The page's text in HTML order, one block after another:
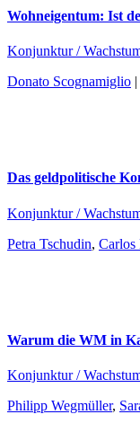
Wohneigentum: Ist
Konjunktur /
Donato Scognamiglio
Das geldpolitische
Konjunktur /
Petra Tschudin, Carlos
Warum die WM in
Konjunktur /
Philipp Wegmüller,